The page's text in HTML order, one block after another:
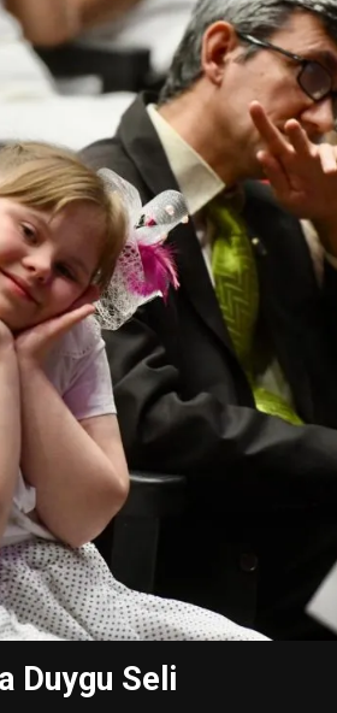
Duygu Seli